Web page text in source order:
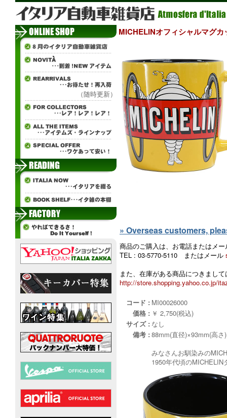
（随時更新）
MICHELINオフィシャルマグカ
» Overseas customers,
商品のご購入は、お電話またはメ
TEL : 03-5770-5110 またはメール
また、在庫がある商品につきまし
http://store.shopping.yahoo.co.jp/
コード : MI00026000
価格 : ￥ 2,750(税込)
サイズ : なし
備考 : 88mm(直径)×93mm(高さ)
みなさんお馴染みの
1950年代頃の